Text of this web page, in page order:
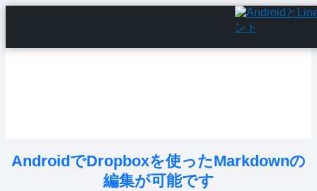
AndroidでDropboxを使ったMarkdownの
編集が可能です